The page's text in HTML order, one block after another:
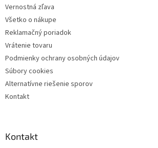
Vernostná zľava
Všetko o nákupe
Reklamačný poriadok
Vrátenie tovaru
Podmienky ochrany osobných údajov
Súbory cookies
Alternatívne riešenie sporov
Kontakt
Kontakt